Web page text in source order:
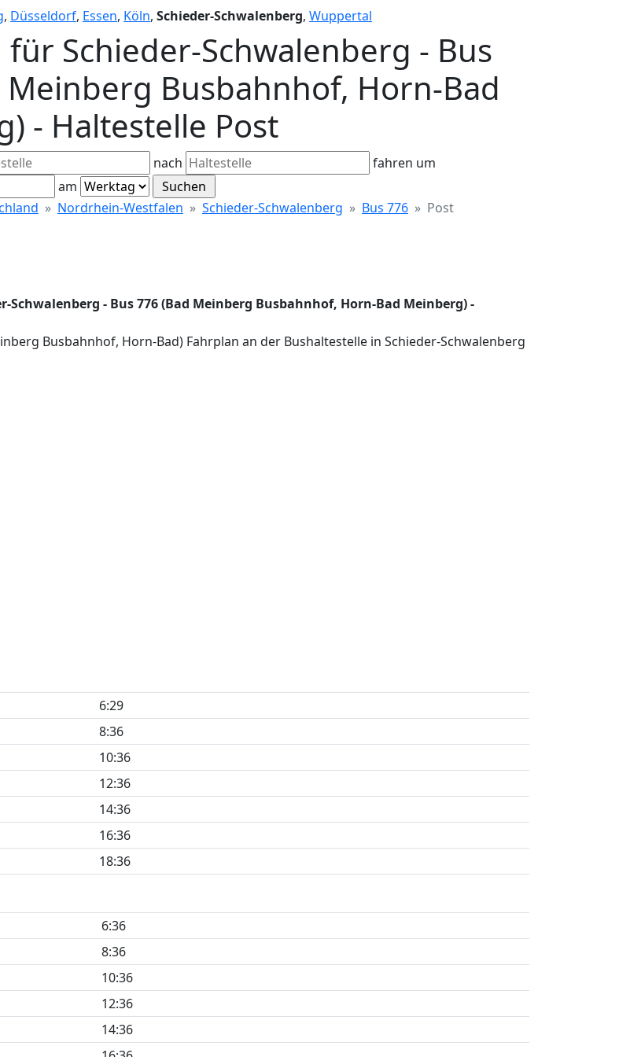
, Düsseldorf, Essen, Köln, Schieder-Schwalenberg, Wuppertal
für Schieder-Schwalenberg - Bus
Meinberg Busbahnhof, Horn-Bad
- Haltestelle Post
nach
fahren um
am
Nordrhein-Westfalen Schieder-Schwalenberg Bus 776 Post
Schwalenberg - Bus 776 (Bad Meinberg Busbahnhof, Horn-Bad Meinberg) -
Busbahnhof, Horn-Bad) Fahrplan an der Bushaltestelle in Schieder-Schwalenberg
6:29
8:36
10:36
12:36
14:36
16:36
18:36
6:36
8:36
10:36
12:36
14:36